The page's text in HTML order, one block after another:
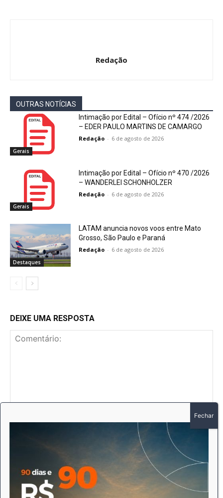
Redação
OUTRAS NOTÍCIAS
Gerais
Intimação por Edital – Ofício nº 474 /2026
– EDER PAULO MARTINS DE CAMARGO
Redação - 6 de agosto de 2026
Gerais
Intimação por Edital – Ofício nº 470 /2026
– WANDERLEI SCHONHOLZER
Redação - 6 de agosto de 2026
Destaques
LATAM anuncia novos voos entre Mato
Grosso, São Paulo e Paraná
Redação - 6 de agosto de 2026
DEIXE UMA RESPOSTA